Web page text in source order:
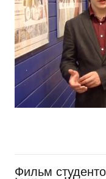
Фильм